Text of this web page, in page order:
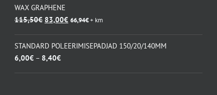
oli:
67,20€.
on:
49,00€.
WAX GRAPHENE
115,50€ Algne
oli:
115,50€.
83,00€Praegune
on:
66,94€+ km
STANDARD POLEERIMISEPADJAD 150/20/140MM
6,00€ – 8,40€Hinnavahemik: